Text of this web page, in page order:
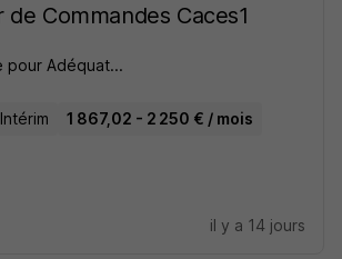
de Commandes Caces1
pour Adéquat...
Intérim
1 867,02 - 2 250 € / mois
il y a 14 jours